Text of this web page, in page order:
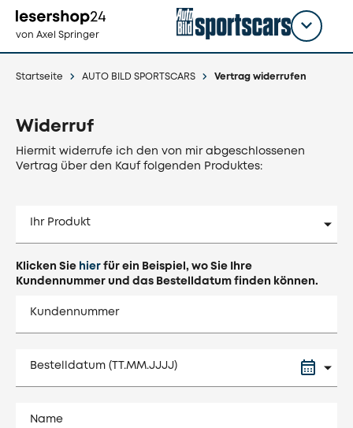
zum
Inhalt
von Axel Springer
Titel
Startseite AUTO BILD SPORTSCARS Vertrag widerrufen
Widerruf
Hiermit widerrufe ich den von mir abgeschlossenen
Vertrag über den Kauf folgenden Produktes:
Ihr Produkt
Klicken Sie hier für ein Beispiel, wo Sie Ihre
Kundennummer und das Bestelldatum finden können.
Kundennummer
Bestelldatum (TT.MM.JJJJ)
Name